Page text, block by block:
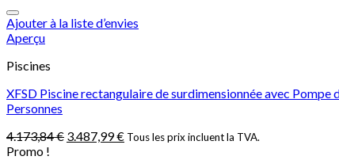
Ajouter à la liste d’envies
Aperçu
Piscines
XFSD Piscine rectangulaire de surdimensionnée avec
Personnes
4.173,84€ 3.487,99€ Tous les prix incluent la TVA.
Promo !